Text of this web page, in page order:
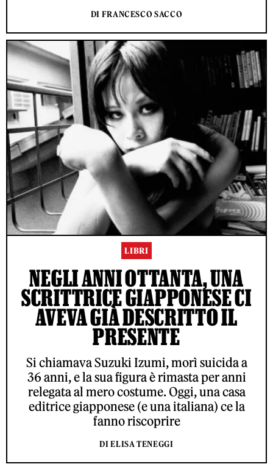
DI FRANCESCO SACCO
LIBRI
NEGLI ANNI OTTANTA, UNA
SCRITTRICE GIAPPONESE CI
AVEVA GIÀ DESCRITTO IL
PRESENTE
Si chiamava Suzuki Izumi, morì suicida a
36 anni, e la sua figura è rimasta per anni
relegata al mero costume. Oggi, una casa
editrice giapponese (e una italiana) ce la
fanno riscoprire
DI ELISA TENEGGI